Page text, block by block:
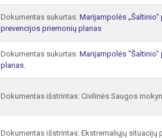
Dokumentas sukurtas: Marijampolės
prevencijos priemonių planas
Dokumentas sukurtas: Marijampolės
planas.
Dokumentas išstrintas: Civilinės Saugos
Dokumentas išstrintas: Ekstremaliųjų situacijų